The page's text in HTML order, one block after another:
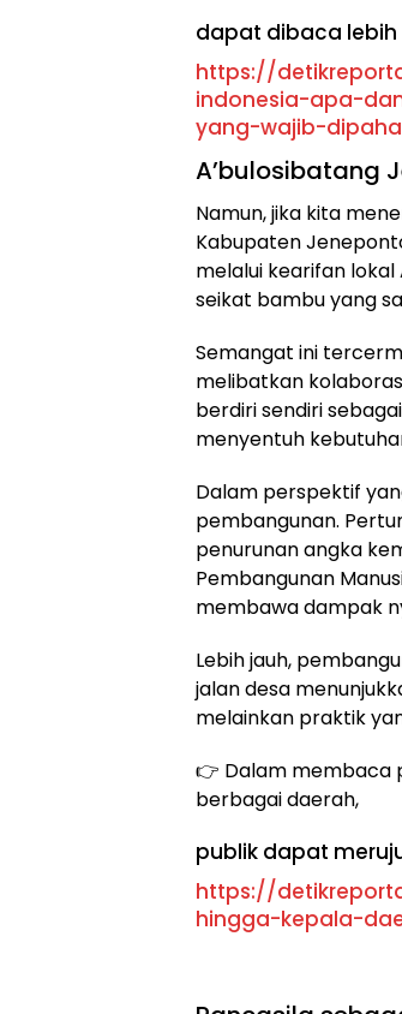
dapat dibaca lebih
https://
indonesia-apa-
yang-wajib-
A’bulosibatang
Namun, jika kita
Kabupaten
melalui kearifan
seikat bambu yang
Semangat ini
melibatkan
berdiri sendiri
menyentuh
Dalam perspektif
pembangunan.
penurunan angka
Pembangunan
membawa dampak
Lebih jauh,
jalan desa
melainkan praktik
👉 Dalam membaca
berbagai daerah,
publik dapat
https://
hingga-kepala-